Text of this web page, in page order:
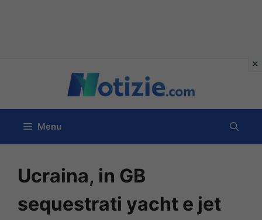
contenuto
Menu
Ucraina, in GB
sequestrati yacht e jet